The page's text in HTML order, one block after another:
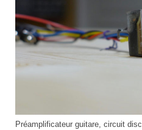
Préamplificateur guitare, circuit